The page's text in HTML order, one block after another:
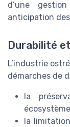
d’une
anticipation
Durabilité
L’industrie
démarches de
la
la